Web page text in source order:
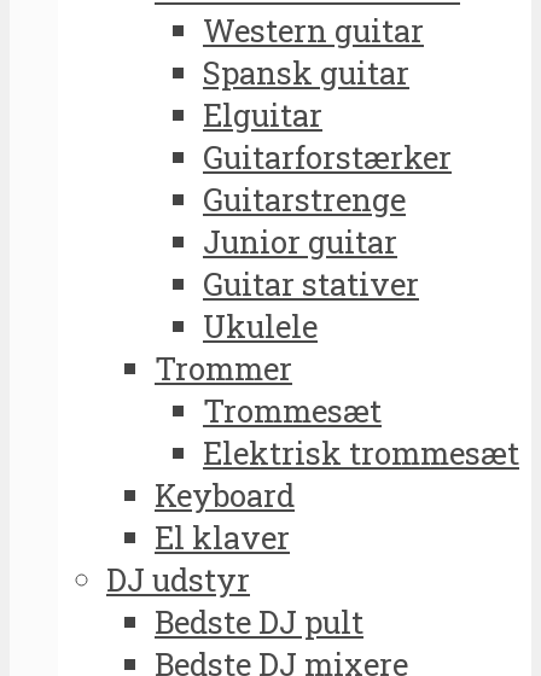
Western guitar
Spansk guitar
Elguitar
Guitarforstærker
Guitarstrenge
Junior guitar
Guitar stativer
Ukulele
Trommer
Trommesæt
Elektrisk trommesæt
Keyboard
El klaver
DJ udstyr
Bedste DJ pult
Bedste DJ mixere